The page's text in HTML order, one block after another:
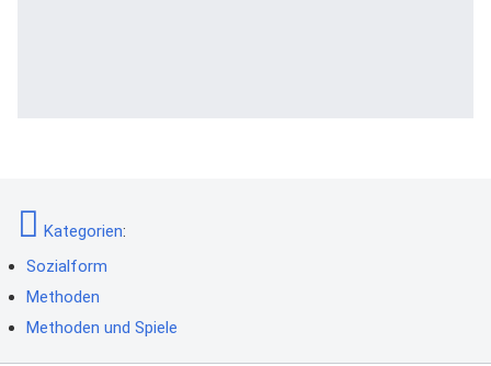
Kategorien:
Sozialform
Methoden
Methoden und Spiele